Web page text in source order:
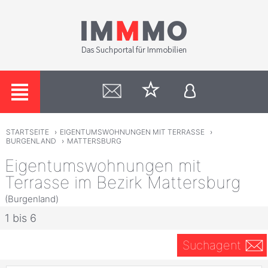
STARTSEITE › EIGENTUMSWOHNUNGEN MIT TERRASSE
›
BURGENLAND
› MATTERSBURG
Eigentumswohnungen mit
Terrasse im Bezirk Mattersburg
(Burgenland)
1 bis 6
Suchagent